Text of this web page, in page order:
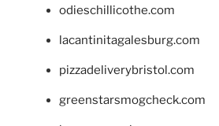
odieschillicothe.com
lacantinitagalesburg.com
pizzadeliverybristol.com
greenstarsmogcheck.com